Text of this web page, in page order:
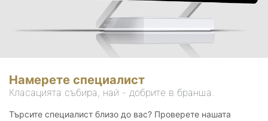
Намерете специалист
Класацията събира, най - добрите в бранша.
Търсите специалист близо до вас? Проверете нашата